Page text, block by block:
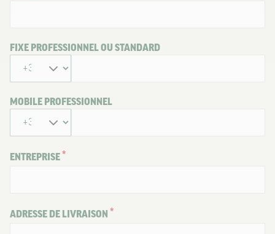
FIXE PROFESSIONNEL OU STANDARD
MOBILE PROFESSIONNEL
ENTREPRISE
ADRESSE DE LIVRAISON